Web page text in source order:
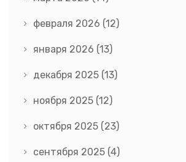
февраля 2026 (12)
января 2026 (13)
декабря 2025 (13)
ноября 2025 (12)
октября 2025 (23)
сентября 2025 (4)